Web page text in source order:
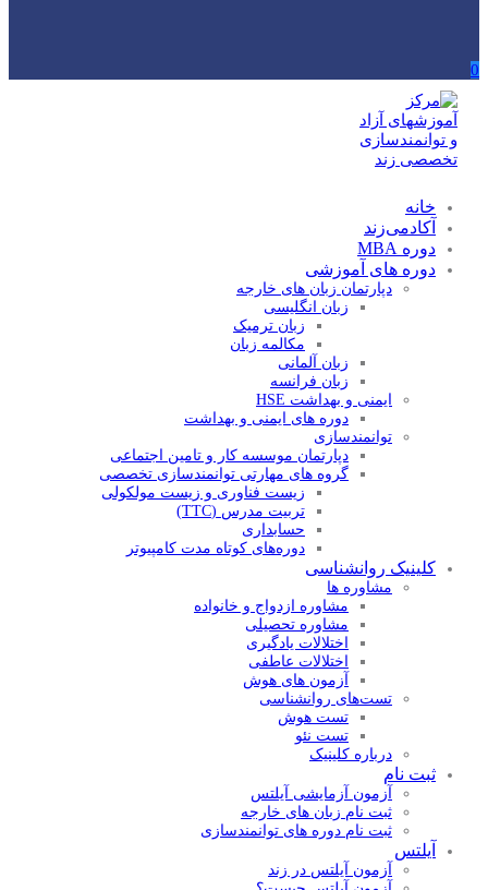
0
خانه
آکادمی‌زند
دوره MBA
دوره های آموزشی
دپارتمان زبان های خارجه
زبان انگلیسی
زبان ترمیک
مکالمه زبان
زبان آلمانی
زبان فرانسه
ایمنی و بهداشت HSE
دوره های ایمنی و بهداشت
توانمندسازی
دپارتمان موسسه کار و تامین اجتماعی
گروه های مهارتی توانمندسازی تخصصی
زیست فناوری و زیست مولکولی
تربیت مدرس (TTC)
حسابداری
دوره‌های کوتاه مدت کامپیوتر
کلینیک روانشناسی
مشاوره ها
مشاوره ازدواج و خانواده
مشاوره تحصیلی
اختلالات یادگیری
اختلالات عاطفی
آزمون های هوش
تست‌های روانشناسی
تست هوش
تست‌ نئو
درباره کلینیک
ثبت نام
آزمون آزمایشی آیلتس
ثبت نام زبان های خارجه
ثبت نام دوره های توانمندسازی
آیلتس
آزمون آیلتس در زند